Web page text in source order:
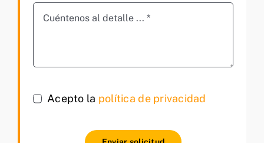
Acepto la política de privacidad